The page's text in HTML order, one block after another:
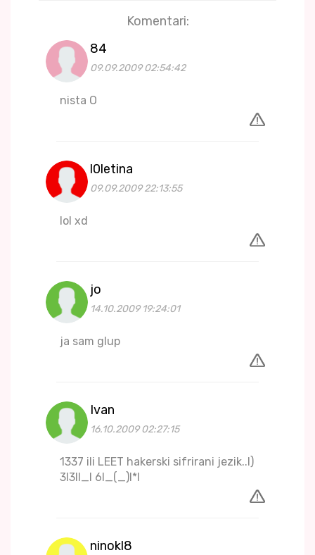
Komentari:
84
09.09.2009 02:54:42
nista O
l0letina
09.09.2009 22:13:55
lol xd
jo
14.10.2009 19:24:01
ja sam glup
Ivan
16.10.2009 02:27:15
1337 ili LEET hakerski sifrirani jezik..I)
3I3II_I 6I_(_)I*I
ninokl8